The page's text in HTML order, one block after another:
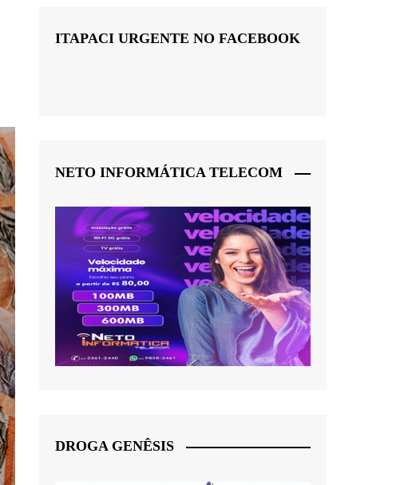
ITAPACI URGENTE NO FACEBOOK
NETO INFORMÁTICA TELECOM
DROGA GENÊSIS